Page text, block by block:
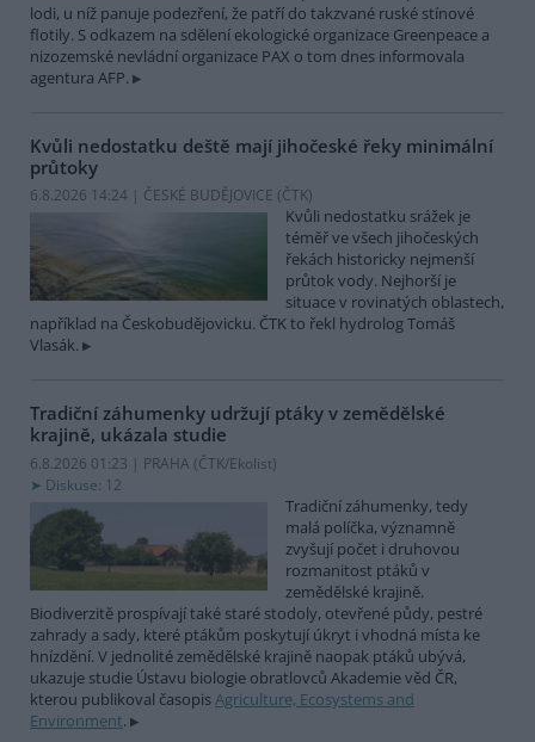
lodi, u níž panuje podezření, že patří do takzvané ruské stínové
flotily. S odkazem na sdělení ekologické organizace Greenpeace a
nizozemské nevládní organizace PAX o tom dnes informovala
agentura AFP.
Kvůli nedostatku deště mají jihočeské řeky minimální
průtoky
6.8.2026 14:24 | ČESKÉ BUDĚJOVICE (ČTK)
Kvůli nedostatku srážek je
téměř ve všech jihočeských
řekách historicky nejmenší
průtok vody. Nejhorší je
situace v rovinatých oblastech,
například na Českobudějovicku. ČTK to řekl hydrolog Tomáš
Vlasák.
Tradiční záhumenky udržují ptáky v zemědělské
krajině, ukázala studie
6.8.2026 01:23 | PRAHA (ČTK/Ekolist)
Diskuse: 12
Tradiční záhumenky, tedy
malá políčka, významně
zvyšují počet i druhovou
rozmanitost ptáků v
zemědělské krajině.
Biodiverzitě prospívají také staré stodoly, otevřené půdy, pestré
zahrady a sady, které ptákům poskytují úkryt i vhodná místa ke
hnízdění. V jednolité zemědělské krajině naopak ptáků ubývá,
ukazuje studie Ústavu biologie obratlovců Akademie věd ČR,
kterou publikoval časopisAgriculture, Ecosystems and
Environment.